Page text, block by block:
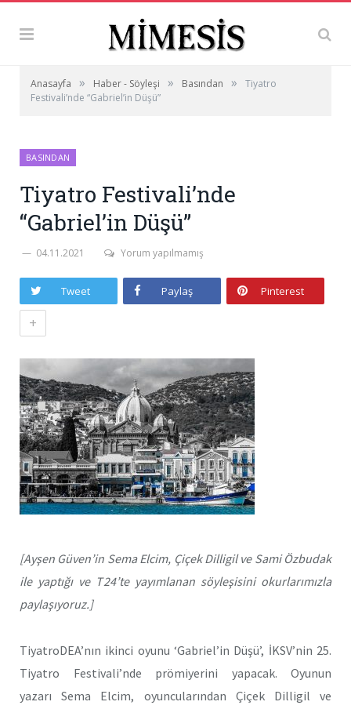
Anasayfa » Haber - Söyleşi » Basından »
Tiyatro
Festivali’nde “Gabriel’in Düşü”
BASINDAN
Tiyatro Festivali’nde
“Gabriel’in Düşü”
04.11.2021 Yorum yapılmamış
Tweet Paylaş Pinterest
+
[Ayşen Güven’in Sema Elcim, Çiçek Dilligil ve Sami Özbudak
ile yaptığı ve T24’te yayımlanan söyleşisini okurlarımızla
paylaşıyoruz.]
TiyatroDEA’nın ikinci oyunu ‘Gabriel’in Düşü’, İKSV’nin 25.
Tiyatro Festivali’nde prömiyerini yapacak. Oyunun
yazarı Sema Elcim, oyuncularından Çiçek Dilligil ve